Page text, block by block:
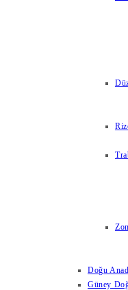
Doğu
Güney